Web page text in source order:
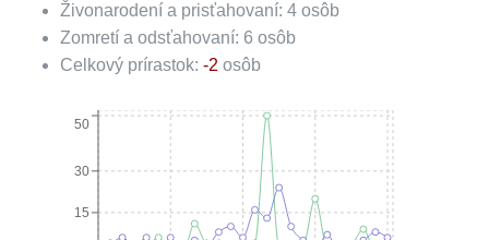
Živonarodení a prisťahovaní: 4 osôb
Zomretí a odsťahovaní: 6 osôb
Celkový prírastok: -2 osôb
15
30
50